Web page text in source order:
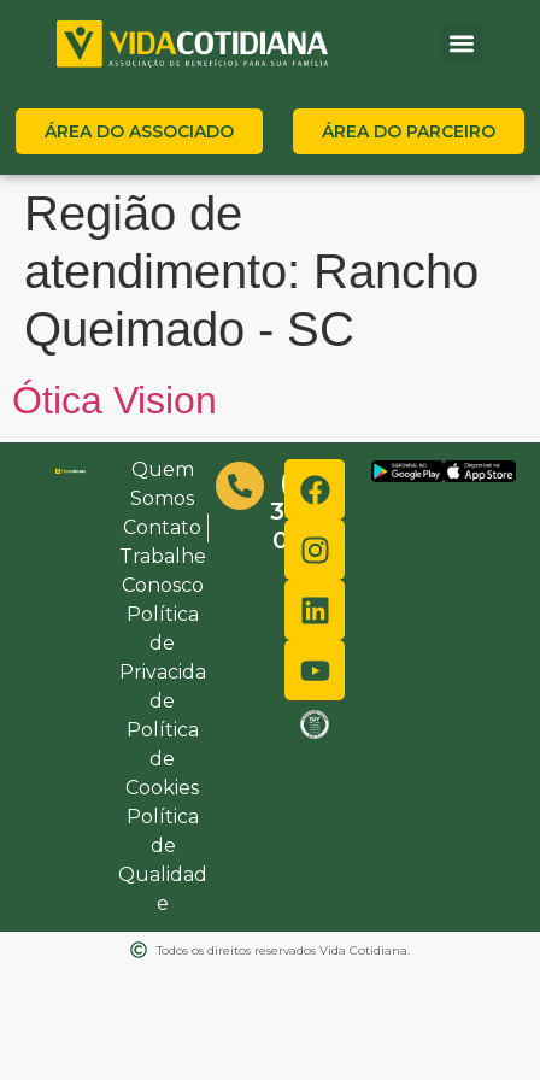
ÁREA DO ASSOCIADO ÁREA DO PARCEIRO
Região de
atendimento: Rancho
Queimado - SC
Ótica Vision
Quem
Somos
Contato
Trabalhe
Conosco
Política
de
Privacida
de
Política
de
Cookies
Política
de
Qualidad
e
(48)
3632-
0000
Todos os direitos reservados Vida Cotidiana.